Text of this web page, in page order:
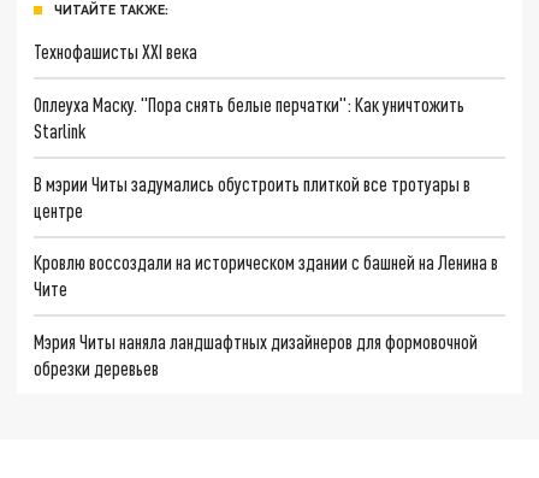
ЧИТАЙТЕ ТАКЖЕ:
Технофашисты XXI века
Оплеуха Маску. "Пора снять белые перчатки": Как уничтожить
Starlink
В мэрии Читы задумались обустроить плиткой все тротуары в
центре
Кровлю воссоздали на историческом здании с башней на Ленина в
Чите
Мэрия Читы наняла ландшафтных дизайнеров для формовочной
обрезки деревьев